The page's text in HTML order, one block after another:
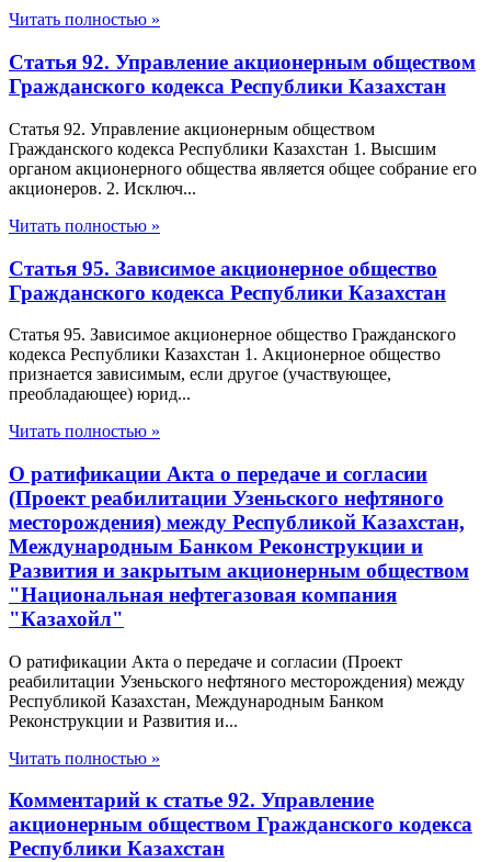
Читать полностью »
Статья 92. Управление акционерным обществом
Гражданского кодекса Республики Казахстан
Статья 92. Управление акционерным обществом
Гражданского кодекса Республики Казахстан 1. Высшим
органом акционерного общества является общее собрание его
акционеров. 2. Исключ...
Читать полностью »
Статья 95. Зависимое акционерное общество
Гражданского кодекса Республики Казахстан
Статья 95. Зависимое акционерное общество Гражданского
кодекса Республики Казахстан 1. Акционерное общество
признается зависимым, если другое (участвующее,
преобладающее) юрид...
Читать полностью »
О ратификации Акта о передаче и согласии
(Проект реабилитации Узеньского нефтяного
месторождения) между Республикой Казахстан,
Международным Банком Реконструкции и
Развития и закрытым акционерным обществом
"Национальная нефтегазовая компания
"Казахойл"
О ратификации Акта о передаче и согласии (Проект
реабилитации Узеньского нефтяного месторождения) между
Республикой Казахстан, Международным Банком
Реконструкции и Развития и...
Читать полностью »
Комментарий к статье 92. Управление
акционерным обществом Гражданского кодекса
Республики Казахстан